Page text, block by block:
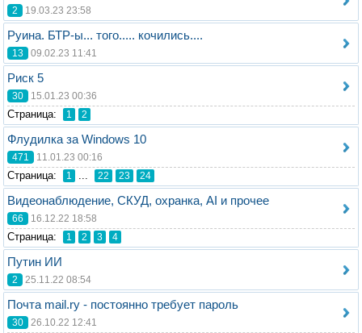
2 19.03.23 23:58
Руина. БТР-ы... того..... кочились....
13 09.02.23 11:41
Риск 5
30 15.01.23 00:36
Стрaница: 1 2
Флудилка за Windows 10
471 11.01.23 00:16
Стрaница: 1 22 23 24
Видеонаблюдение, СКУД, охранка, AI и прочее
66 16.12.22 18:58
Стрaница: 1 2 3 4
Путин ИИ
2 25.11.22 08:54
Почта mail.ry - постоянно требует пароль
30 26.10.22 12:41